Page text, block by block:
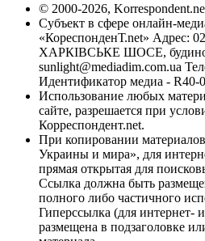
© 2000-2026,
Субъект в сфере онлайн-
«КореспонденТ.net» Адрес:
ХАРКІВСЬКЕ ШОСЕ,
sunlight@mediadim.com.ua
Идентификатор медиа - R40-
Использование любых
сайте, разрешается при
Корреспондент.net.
При копировании
Украины и мира», для
прямая открытая для
Ссылка должна быть
полного либо частичного
Гиперссылка (для интернет-
размещена в подзаголовке